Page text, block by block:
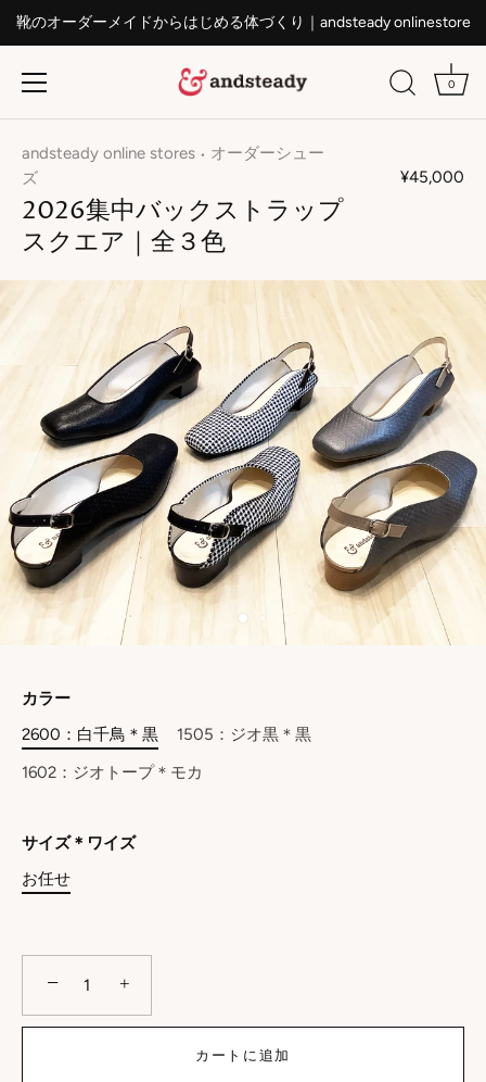
靴のオーダーメイドからはじめる体づくり｜andsteady onlinestore
0
andsteady online stores • オーダーシュー
ズ
¥45,000
2026集中バックストラップ
スクエア｜全３色
カラー
2600：白千鳥＊黒
1505：ジオ黒＊黒
1602：ジオトープ＊モカ
サイズ＊ワイズ
お任せ
− +
カートに追加